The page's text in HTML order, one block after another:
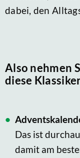
dabei, den
Also nehmen
diese
Das ist
damit am